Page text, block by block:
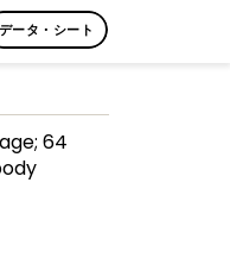
データ・シート
64